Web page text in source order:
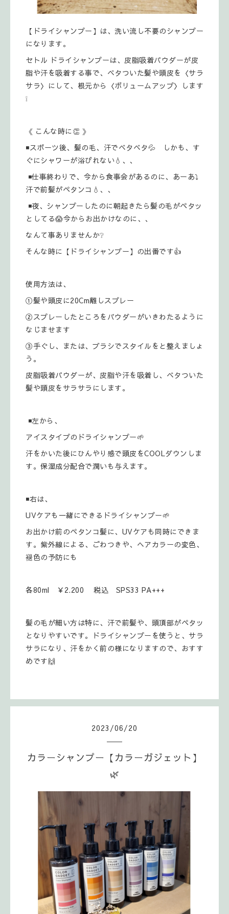
【ドライシャンプー】は、洗い流し不要のシャンプー
になります。
セトル ドライシャンプーは、皮脂吸着パウダーが皮
脂や汗を吸着する事で、ベタついた髪や頭皮を〈サラ
サラ〉にして、根元から〈ボリュームアップ〉します
❕️
《 こんな時に👏 》
◾スポーツ後、髪の毛、汗でベタベタ💦 しかも、す
ぐにシャワーが浴びれない💧、、
◾仕事終わりで、今から食事会があるのに、あーあ⤵️
汗で前髪がペタンコ💧、、
◾夜、シャンプーしたのに朝起きたら髪の毛がペタッ
としてる😱今からお出かけなのに、、
なんて事ありませんか❔
そんな時に【ドライシャンプー】の出番です👍
使用方法は、
①髪や頭皮に20Cm離しスプレー
②スプレーしたところをパウダーがいきわたるように
なじませます
③手ぐし、または、ブラシでスタイルをと整えましょ
う。
皮脂吸着パウダーが、皮脂や汗を吸着し、ベタついた
髪や頭皮をサラサラにします。
◾左から、
アイスタイプのドライシャンプー🌱
汗をかいた後にひんやり感で頭皮をCOOLダウンしま
す。保湿成分配合で潤いも与えます。
◾右は、
UVケアも一緒にできるドライシャンプー🌱
お出かけ前のペタンコ髪に、UVケアも同時にできま
す。紫外線による、ごわつきや、ヘアカラーの変色、
褪色の予防にも
各80ml ￥2.200 税込 SPS33 PA+++
髪の毛が細い方は特に、汗で前髪や、頭頂部がペタッ
となりやすいです。ドライシャンプーを使うと、サラ
サラになり、汗をかく前の様になりますので、おすす
めです🙌
2023 /06/20
カラーシャンプー【カラーガジェット】
🌿